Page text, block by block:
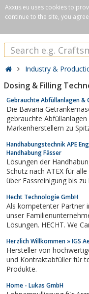
Axxus.eu uses cookies to
continue to the site, you
Industry &
Dosing & Filling
Gebrauchte Abfüllanlagen &
Die Bavaria
gebrauchte
Markenherstellern zu
Abfüllanlage genau nach
Füllanlagen günstig kaufen.
Handhabungstechnik APE
Handhabung Fässer
Lösungen der
Schutz nach ATEX für
über Fassreinigung bis
Hecht Technologie GmbH
Als kompetenter Partner
unser
Lösungen. HECHT. We
Schüttguttechnologie
zahlreiche namhafte
Herzlich Willkommen » IGS
Hersteller von
und Kontraktabfüller für
Produkte.
Home - Lukas GmbH